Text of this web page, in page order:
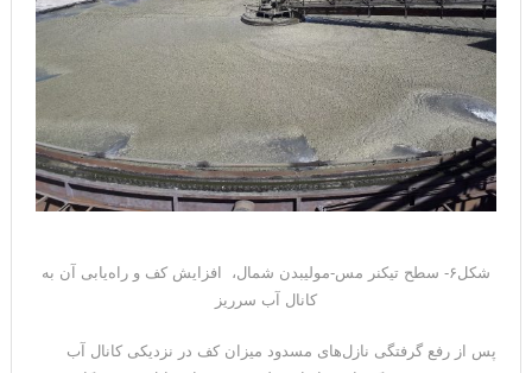
شکل۶- سطح تیکنر مس-مولیبدن شمال، افزایش کف و راه‌یابی آن به
کانال آب سرریز
پس از رفع گرفتگی نازل‌های مسدود میزان کف در نزدیکی کانال آب